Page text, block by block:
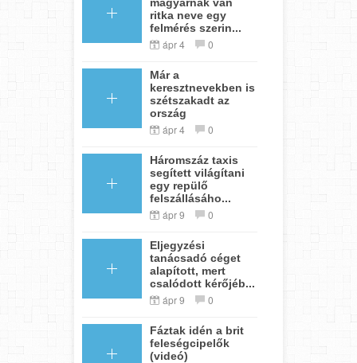
ritka neve egy
felmérés szerin...
ápr 4 0
Már a
keresztnevekben is
szétszakadt az
ország
ápr 4 0
Háromszáz taxis
segített világítani
egy repülő
felszállásáho...
ápr 9 0
Eljegyzési
tanácsadó céget
alapított, mert
csalódott kérőjéb...
ápr 9 0
Fáztak idén a brit
feleségcipelők
(videó)